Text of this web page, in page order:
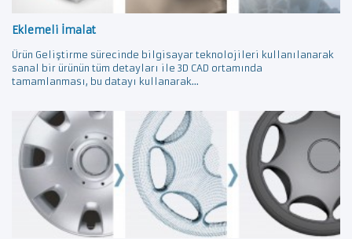
Eklemeli İmalat
Ürün Geliştirme sürecinde bilgisayar teknolojileri kullanılanarak
sanal bir ürünün tüm detayları ile 3D CAD ortamında
tamamlanması, bu datayı kullanarak...